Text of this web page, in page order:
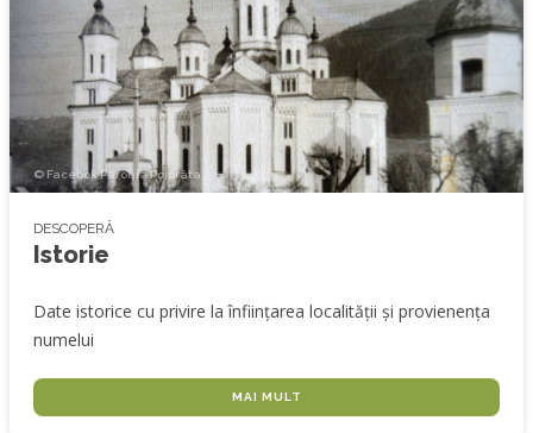
© Facebok Parohia Pojorâta
DESCOPERĂ
Istorie
Date istorice cu privire la înființarea localității și provienența
numelui
MAI MULT